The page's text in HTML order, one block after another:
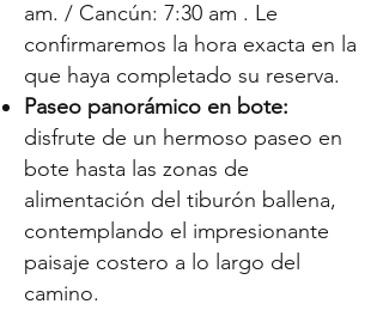
am. / Cancún: 7:30 am . Le
confirmaremos la hora exacta en la
que haya completado su reserva.
Paseo panorámico en bote:
disfrute de un hermoso paseo en
bote hasta las zonas de
alimentación del tiburón ballena,
contemplando el impresionante
paisaje costero a lo largo del
camino.